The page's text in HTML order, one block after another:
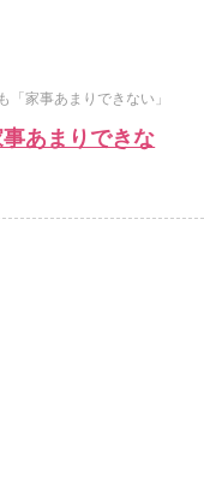
「家事あまりできない」
あまりできな